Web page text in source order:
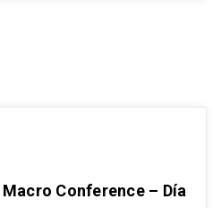
Conference – Día